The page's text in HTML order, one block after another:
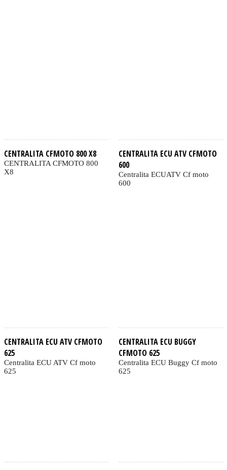
CENTRALITA CFMOTO 800 X8
CENTRALITA CFMOTO 800
X8
CENTRALITA ECU ATV CFMOTO
600
Centralita ECUATV Cf moto
600
CENTRALITA ECU ATV CFMOTO
625
Centralita ECU ATV Cf moto
625
CENTRALITA ECU BUGGY
CFMOTO 625
Centralita ECU Buggy Cf moto
625